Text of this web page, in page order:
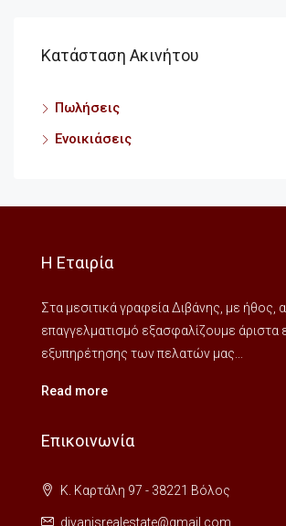
Κατάσταση Ακινήτου
Πωλήσεις
Ενοικιάσεις
Η Εταιρία
Στα μεσιτικά γραφεία Διβάνης, με ήθος,
επαγγελματισμό εξασφαλίζουμε άριστα
εξυπηρέτησης των πελατών μας...
Read more
Επικοινωνία
Κ. Καρτάλη 97 - 38221 Βόλος
divanisrealestate@gmail.com